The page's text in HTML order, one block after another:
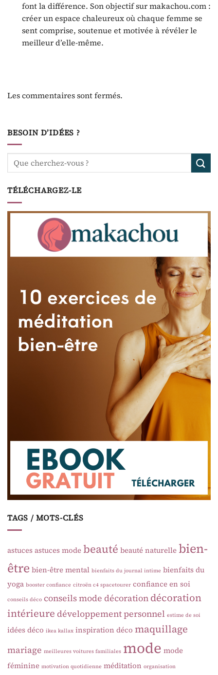
font la différence. Son objectif sur makachou.com :
créer un espace chaleureux où chaque femme se
sent comprise, soutenue et motivée à révéler le
meilleur d’elle-même.
Les commentaires sont fermés.
BESOIN D’IDÉES ?
TÉLÉCHARGEZ-LE
TAGS / MOTS-CLÉS
astucesastuces modebeauté beauté naturelle bien-
être bien-être mental bienfaits du journal intime bienfaits du
yoga booster confiance citroën c4 spacetourer confiance en soi
conseils déco conseils mode décoration décoration
intérieure développement personnel estime de soi
idées déco ikea kallax inspiration déco maquillage
mariage meilleures voitures familiales mode mode
féminine motivation quotidienne méditation organisation